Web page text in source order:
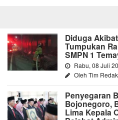
Diduga
Tumpukan
SMPN 1
Rabu, 08 Juli
Oleh Tim
Penyegaran
Bojonegoro,
Lima Kepala